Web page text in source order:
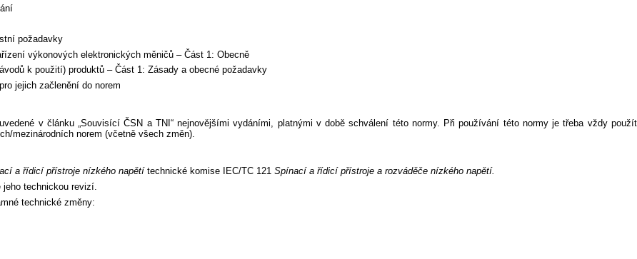
požadavky
výkonových elektronických měničů – Část 1: Obecně
k použití) produktů – Část 1: Zásady a obecné požadavky
jejich začlenění do norem
v článku „Souvisící ČSN a TNI“ nejnovějšími vydáními, platnými v době schválení této normy. Při používání této normy je třeba vždy použít
mezinárodních norem (včetně všech změn).
a řídicí přístroje nízkého napětítechnické komise IEC/TC 121 Spínací a řídicí přístroje a rozváděče nízkého napětí.
jeho technickou revizí.
technické změny: